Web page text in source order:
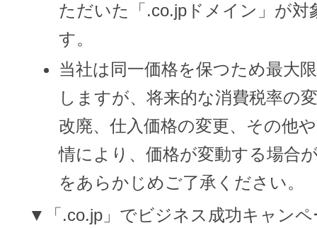
ドメインモニタリング
その他
全Officeアプリが月額で使える
Microsoft 365
バナー・テキスト広告などの掲載紹
アフィリエイト（成果報酬型
ただいた「.co.jpドメイン」が対
す。
当社は同一価格を保つため最大
しますが、将来的な消費税率の
改廃、仕入価格の変更、その他
情により、価格が変動する場合
をあらかじめご了承ください。
▼「.co.jp」でビジネス成功キャン